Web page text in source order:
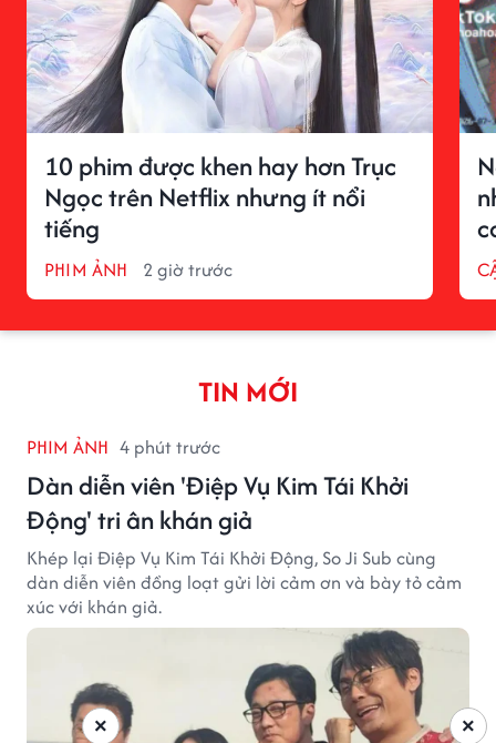
10 phim được khen hay hơn Trục
Ngọc trên Netflix nhưng ít nổi
tiếng
PHIM ẢNH 2 giờ trước
TIN MỚI
PHIM ẢNH 4 phút trước
Dàn diễn viên 'Điệp Vụ Kim Tái Khởi
Động' tri ân khán giả
Khép lại Điệp Vụ Kim Tái Khởi Động, So Ji Sub cùng
dàn diễn viên đồng loạt gửi lời cảm ơn và bày tỏ cảm
xúc với khán giả.
×
×